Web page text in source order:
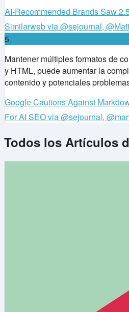
AI-Recommended Brands Saw
Similarweb via @sejournal,
5
Mantener múltiples formatos de
y HTML, puede aumentar la
contenido y potenciales
Google Cautions Against
For AI SEO via @sejournal,
Todos los Artículos